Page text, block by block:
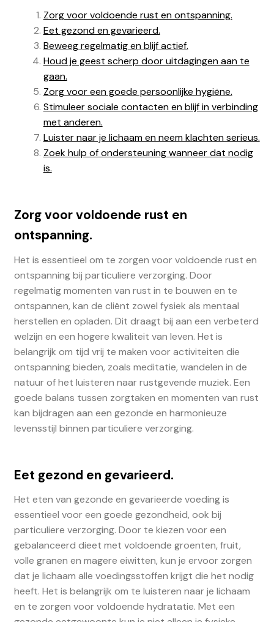
Zorg voor voldoende rust en ontspanning.
Eet gezond en gevarieerd.
Beweeg regelmatig en blijf actief.
Houd je geest scherp door uitdagingen aan te
gaan.
Zorg voor een goede persoonlijke hygiëne.
Stimuleer sociale contacten en blijf in verbinding
met anderen.
Luister naar je lichaam en neem klachten serieus.
Zoek hulp of ondersteuning wanneer dat nodig
is.
Zorg voor voldoende rust en
ontspanning.
Het is essentieel om te zorgen voor voldoende rust en
ontspanning bij particuliere verzorging. Door
regelmatig momenten van rust in te bouwen en te
ontspannen, kan de cliënt zowel fysiek als mentaal
herstellen en opladen. Dit draagt bij aan een verbeterd
welzijn en een hogere kwaliteit van leven. Het is
belangrijk om tijd vrij te maken voor activiteiten die
ontspanning bieden, zoals meditatie, wandelen in de
natuur of het luisteren naar rustgevende muziek. Een
goede balans tussen zorgtaken en momenten van rust
kan bijdragen aan een gezonde en harmonieuze
levensstijl binnen particuliere verzorging.
Eet gezond en gevarieerd.
Het eten van gezonde en gevarieerde voeding is
essentieel voor een goede gezondheid, ook bij
particuliere verzorging. Door te kiezen voor een
gebalanceerd dieet met voldoende groenten, fruit,
volle granen en magere eiwitten, kun je ervoor zorgen
dat je lichaam alle voedingsstoffen krijgt die het nodig
heeft. Het is belangrijk om te luisteren naar je lichaam
en te zorgen voor voldoende hydratatie. Met een